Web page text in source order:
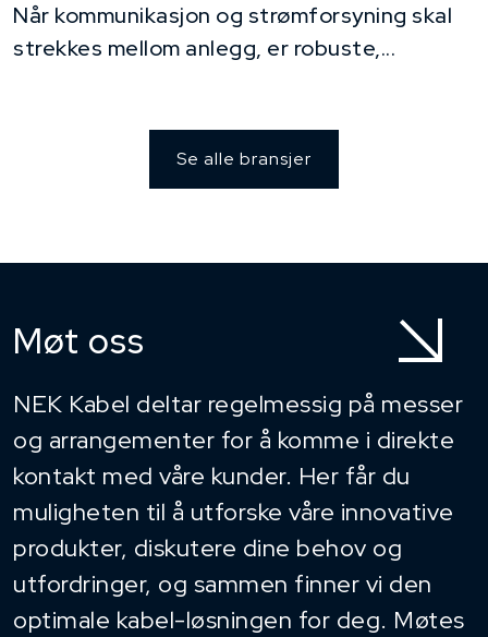
Når kommunikasjon og strømforsyning skal
strekkes mellom anlegg, er robuste,...
Se alle bransjer
Møt oss
NEK Kabel deltar regelmessig på messer
og arrangementer for å komme i direkte
kontakt med våre kunder. Her får du
muligheten til å utforske våre innovative
produkter, diskutere dine behov og
utfordringer, og sammen finner vi den
optimale kabel-løsningen for deg. Møtes